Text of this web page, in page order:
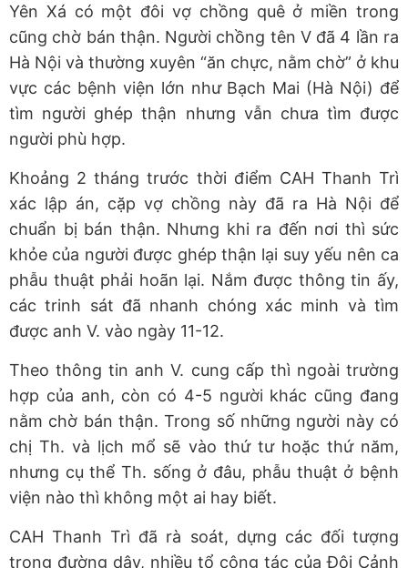
Yên Xá có một đôi vợ chồng quê ở miền trong
cũng chờ bán thận. Người chồng tên V đã 4 lần ra
Hà Nội và thường xuyên “ăn chực, nằm chờ” ở khu
vực các bệnh viện lớn như Bạch Mai (Hà Nội) để
tìm người ghép thận nhưng vẫn chưa tìm được
người phù hợp.
Khoảng 2 tháng trước thời điểm CAH Thanh Trì
xác lập án, cặp vợ chồng này đã ra Hà Nội để
chuẩn bị bán thận. Nhưng khi ra đến nơi thì sức
khỏe của người được ghép thận lại suy yếu nên ca
phẫu thuật phải hoãn lại. Nắm được thông tin ấy,
các trinh sát đã nhanh chóng xác minh và tìm
được anh V. vào ngày 11-12.
Theo thông tin anh V. cung cấp thì ngoài trường
hợp của anh, còn có 4-5 người khác cũng đang
nằm chờ bán thận. Trong số những người này có
chị Th. và lịch mổ sẽ vào thứ tư hoặc thứ năm,
nhưng cụ thể Th. sống ở đâu, phẫu thuật ở bệnh
viện nào thì không một ai hay biết.
CAH Thanh Trì đã rà soát, dựng các đối tượng
trong đường dây, nhiều tổ công tác của Đội Cảnh